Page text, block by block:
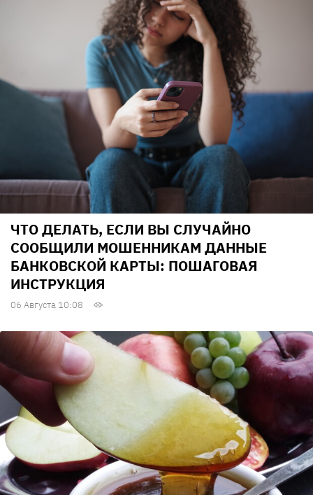
ЧТО ДЕЛАТЬ, ЕСЛИ ВЫ СЛУЧАЙНО
СООБЩИЛИ МОШЕННИКАМ ДАННЫЕ
БАНКОВСКОЙ КАРТЫ: ПОШАГОВАЯ
ИНСТРУКЦИЯ
06 Августа 10:08